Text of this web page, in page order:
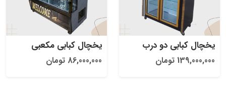
یخچال کبابی دو درب
139,000,000 تومان
یخچال کبابی مکعبی
86,000,000 تومان